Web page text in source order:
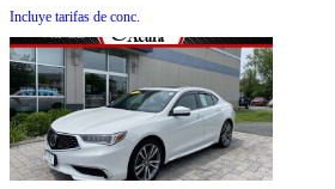
Incluye tarifas de conc.